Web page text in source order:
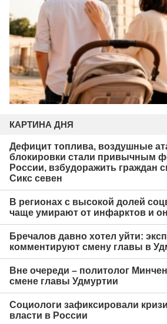
КАРТИНА ДНЯ
Дефицит топлива, воздушные
блокировки стали привычным
России, взбудоражить граждан
Сикс севен
В регионах с высокой долей
чаще умирают от инфарктов и
Бречалов давно хотел уйти:
комментируют смену главы в
Вне очереди – политолог
смене главы Удмуртии
Социологи зафиксировали
власти в России